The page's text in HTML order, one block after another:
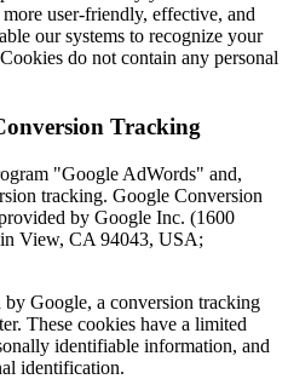
user-friendly, effective, and
our systems to recognize your
do not contain any personal
Tracking
"Google AdWords" and,
tracking. Google Conversion
by Google Inc. (1600
View, CA 94043, USA;
Google, a conversion tracking
These cookies have a limited
identifiable information, and
identification.